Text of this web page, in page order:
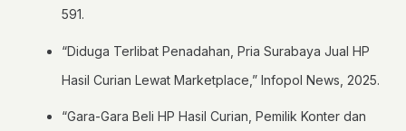
591.
“Diduga Terlibat Penadahan, Pria Surabaya Jual HP
Hasil Curian Lewat Marketplace,” Infopol News, 2025.
“Gara-Gara Beli HP Hasil Curian, Pemilik Konter dan